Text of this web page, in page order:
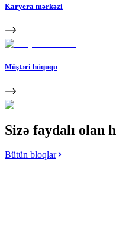
Karyera mərkəzi
Müştəri hüququ
Sizə faydalı olan
Bütün bloqlar